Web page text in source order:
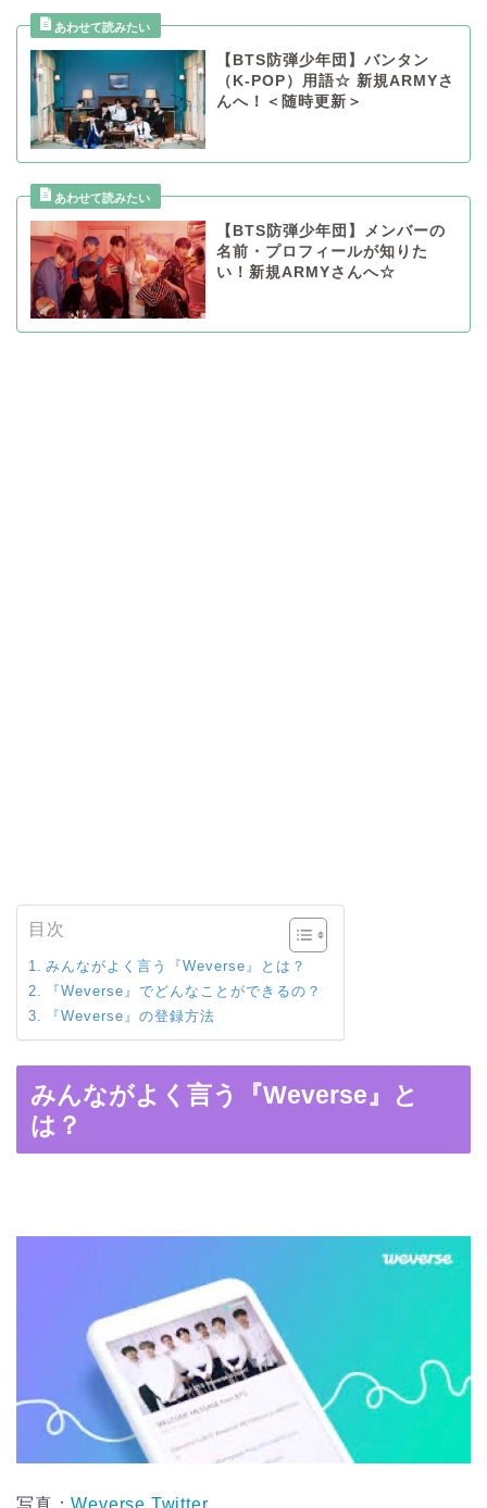
【BTS防弾少年団】バンタン
（K-POP）用語☆ 新規ARMYさ
んへ！＜随時更新＞
【BTS防弾少年団】メンバーの
名前・プロフィールが知りた
い！新規ARMYさんへ☆
目次
みんながよく言う『Weverse』とは？
『Weverse』でどんなことができるの？
『Weverse』の登録方法
みんながよく言う『Weverse』と
は？
写真：Weverse Twitter